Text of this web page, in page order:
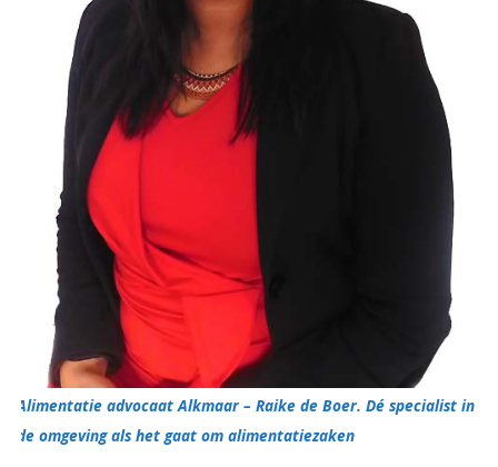
Alimentatie advocaat Alkmaar – Raike de Boer. Dé specialist in
de omgeving als het gaat om alimentatiezaken